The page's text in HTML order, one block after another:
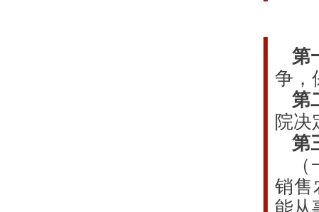
第
争，
第
院决
第
销售
能从